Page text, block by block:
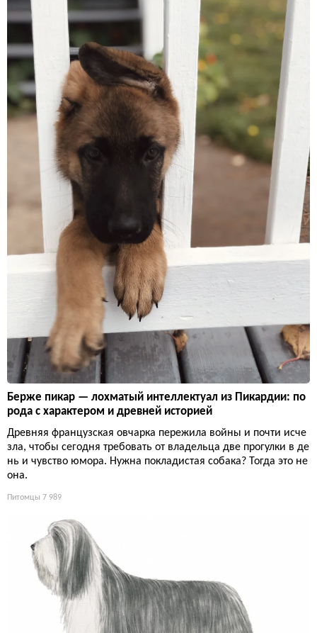
Берже пикар — лохматый интеллектуал из Пикардии: по
рода с характером и древней историей
Древняя французская овчарка пережила войны и почти исче
зла, чтобы сегодня требовать от владельца две прогулки в де
нь и чувство юмора. Нужна покладистая собака? Тогда это не
она.
Питомцы 7 989